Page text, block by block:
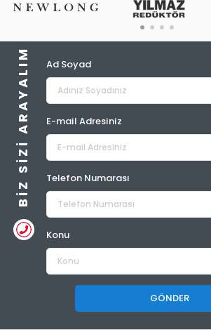
BIZ SIZI ARAYALIM Ad Soyad
E-mail Adresiniz
Telefon Numarası
Konu
GÖNDER